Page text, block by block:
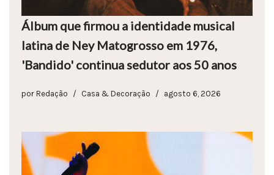
Álbum que firmou a identidade musical
latina de Ney Matogrosso em 1976,
'Bandido' continua sedutor aos 50 anos
por Redação Casa & Decoração agosto 6, 2026